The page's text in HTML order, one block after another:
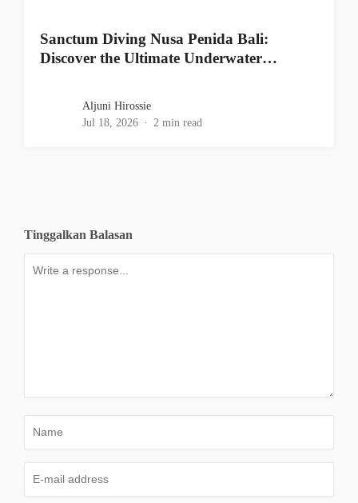
Sanctum Diving Nusa Penida Bali:
Discover the Ultimate Underwater…
Aljuni Hirossie
Jul 18, 2026
2 min read
Tinggalkan Balasan